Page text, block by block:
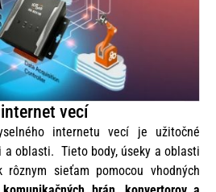
vecí
internetu vecí je užitočné
a oblasti. Tieto body, úseky a oblasti
sieťam pomocou vhodných